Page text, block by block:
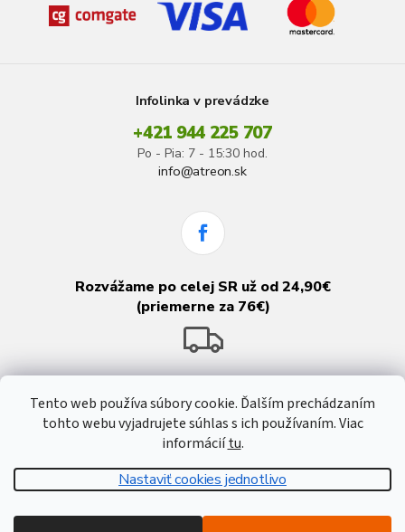
Tento web používa súbory cookie. Ďalším prechádzaním
tohto webu vyjadrujete súhlas s ich používaním. Viac
informáciítu.
Nastaviť cookies jednotlivo
Infolinka v prevádzke
+421 944 225 707
Po - Pia: 7 - 15:30 hod.
info@atreon.sk
Rozvážame po celej SR už od 24,90€
(priemerne za 76€)
Vytvoril Shoptet